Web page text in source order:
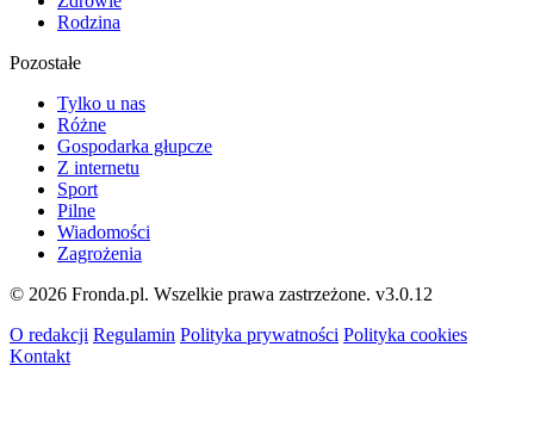
Rodzina
Pozostałe
Tylko u nas
Różne
Gospodarka głupcze
Z internetu
Sport
Pilne
Wiadomości
Zagrożenia
© 2026 Fronda.pl. Wszelkie prawa zastrzeżone. v3.0.12
O redakcji Regulamin Polityka prywatności Polityka cookies
Kontakt